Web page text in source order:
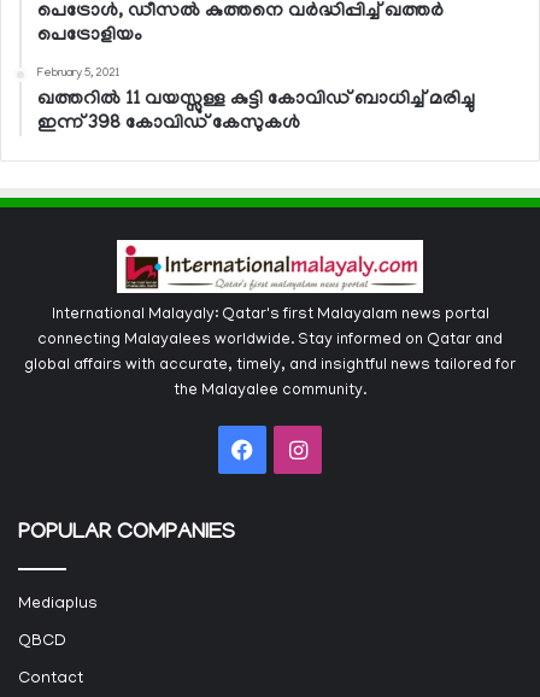
പെട്രോള്‍, ഡീസല്‍ കുത്തനെ വര്‍ദ്ധിപ്പിച്ച് ഖത്തര്‍
പെട്രോളിയം
February 5, 2021
ഖത്തറില്‍ 11 വയസ്സുള്ള കുട്ടി കോവിഡ് ബാധിച്ച് മരിച്ചു
ഇന്ന് 398 കോവിഡ് കേസുകള്‍
International Malayaly: Qatar's first Malayalam news portal
connecting Malayalees worldwide. Stay informed on Qatar and
global affairs with accurate, timely, and insightful news tailored for
the Malayalee community.
FacebookInstagram
POPULAR COMPANIES
Mediaplus
QBCD
Contact